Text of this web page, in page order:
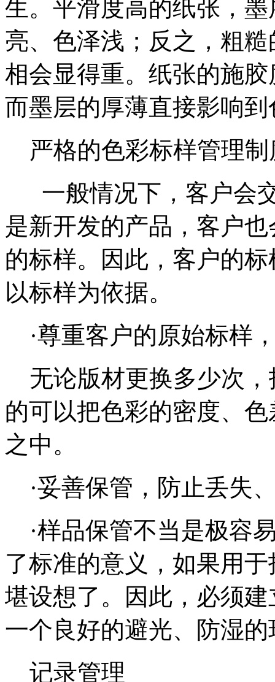
生。平滑度高的纸张，
亮、色泽浅；反之，粗
相会显得重。纸张的施
而墨层的厚薄直接影响
严格的色彩标样管理制
一般情况下，客户会
是新开发的产品，客户
的标样。因此，客户的
以标样为依据。
·尊重客户的原始标样
无论版材更换多少次，
的可以把色彩的密度、
之中。
·妥善保管，防止丢失
·样品保管不当是极容
了标准的意义，如果用
堪设想了。因此，必须
一个良好的避光、防湿的
记录管理